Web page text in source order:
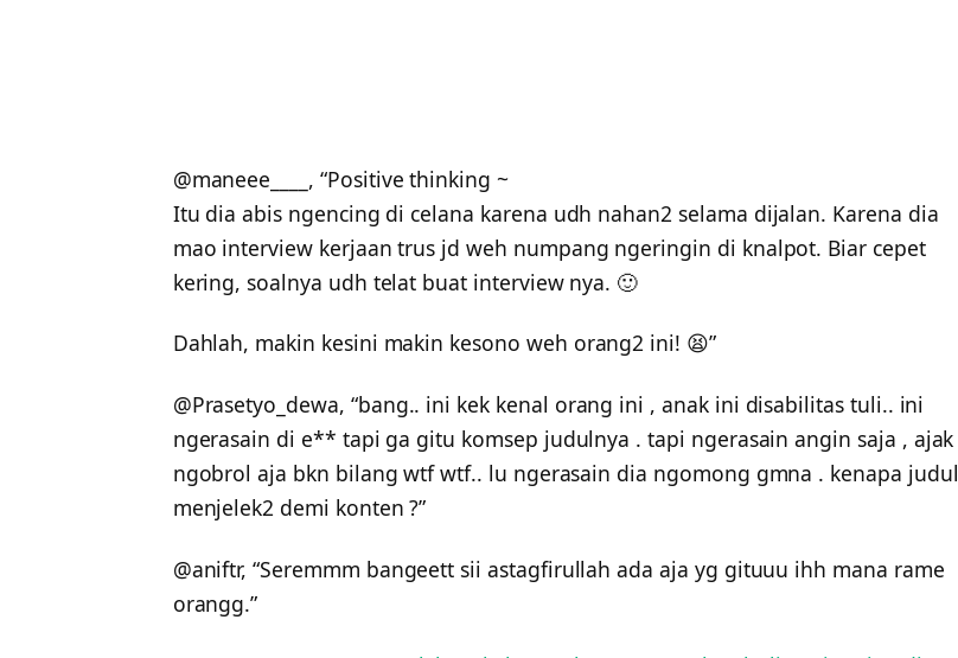
@maneee____, “Positive thinking ~
Itu dia abis ngencing di celana karena udh nahan2 selama dijalan. Karena dia
mao interview kerjaan trus jd weh numpang ngeringin di knalpot. Biar cepet
kering, soalnya udh telat buat interview nya. 🙂
Dahlah, makin kesini makin kesono weh orang2 ini! 😫”
@Prasetyo_dewa, “bang.. ini kek kenal orang ini , anak ini disabilitas tuli.. ini
ngerasain di e** tapi ga gitu komsep judulnya . tapi ngerasain angin saja , ajak
ngobrol aja bkn bilang wtf wtf.. lu ngerasain dia ngomong gmna . kenapa judul
menjelek2 demi konten ?”
@aniftr, “Seremmm bangeett sii astagfirullah ada aja yg gituuu ihh mana rame
orangg.”